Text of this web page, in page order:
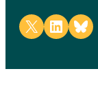
Share on X Share on LinkedIn
Share